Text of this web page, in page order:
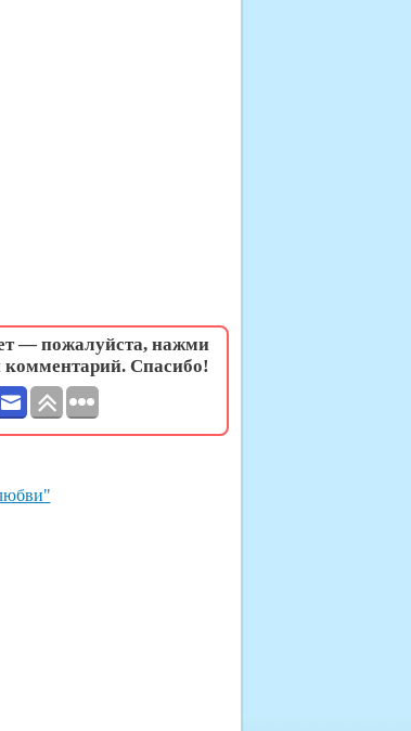
— пожалуйста, нажми
Спасибо!